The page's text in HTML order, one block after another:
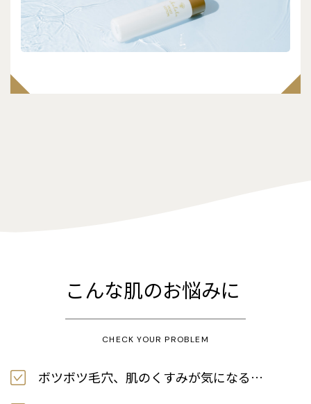
こんな肌のお悩みに
CHECK YOUR PROBLEM
ボツボツ毛穴、肌のくすみが気になる…